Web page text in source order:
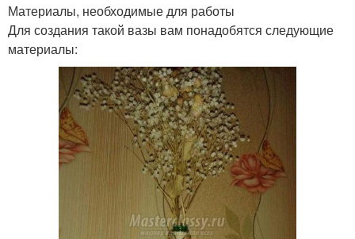
Материалы, необходимые для работы
Для создания такой вазы вам понадобятся следующие
материалы: